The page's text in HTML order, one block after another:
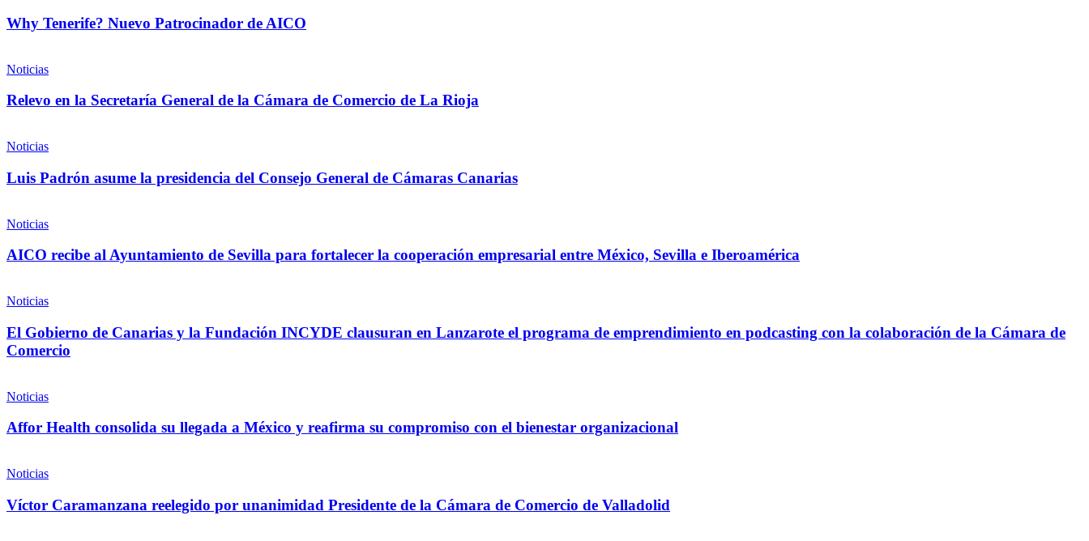
Why Tenerife? Nuevo Patrocinador de AICO
Noticias
Relevo en la Secretaría General de la Cámara de Comercio de La Rioja
Noticias
Luis Padrón asume la presidencia del Consejo General de Cámaras Canarias
Noticias
AICO recibe al Ayuntamiento de Sevilla para fortalecer la cooperación empresarial entre México, Sevilla e Iberoamérica
Noticias
El Gobierno de Canarias y la Fundación INCYDE clausuran en Lanzarote el programa de emprendimiento en podcasting con la colaboración de la Cámara de
Comercio
Noticias
Affor Health consolida su llegada a México y reafirma su compromiso con el bienestar organizacional
Noticias
Víctor Caramanzana reelegido por unanimidad Presidente de la Cámara de Comercio de Valladolid